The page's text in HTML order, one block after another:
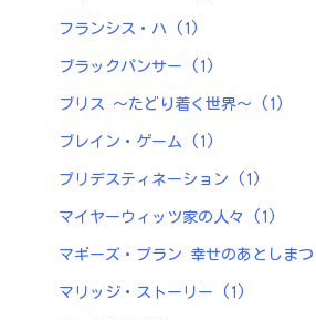
フランシス・ハ (1)
ブラックパンサー (1)
ブリス ～たどり着く世界～ (1)
ブレイン・ゲーム (1)
プリデスティネーション (1)
マイヤーウィッツ家の人々 (1)
マギーズ・プラン 幸せのあとしまつ
マリッジ・ストーリー (1)